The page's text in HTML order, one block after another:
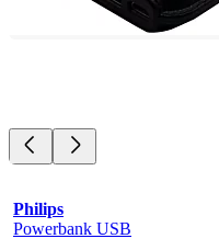
Philips
Powerbank USB